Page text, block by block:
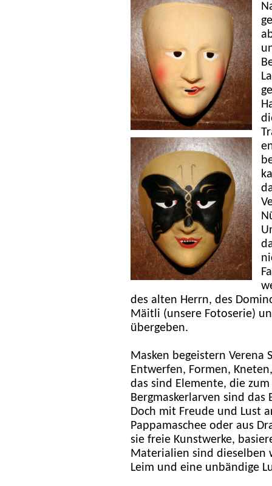
des alten Herrn, des
Mäitli (unsere Fotoserie)
übergeben.
Masken begeistern Verena
Entwerfen, Formen,
das sind Elemente, die
Bergmaskerlarven sind
Doch mit Freude und Lust
Pappamaschee oder aus
sie freie Kunstwerke,
Materialien sind dieselben
Leim und eine unbändige